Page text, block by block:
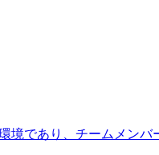
であり、チームメン